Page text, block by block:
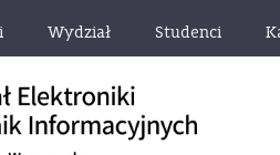
Wydział Studenci